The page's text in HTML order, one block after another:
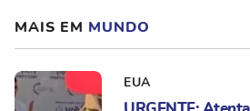
MAIS EM MUNDO
EUA